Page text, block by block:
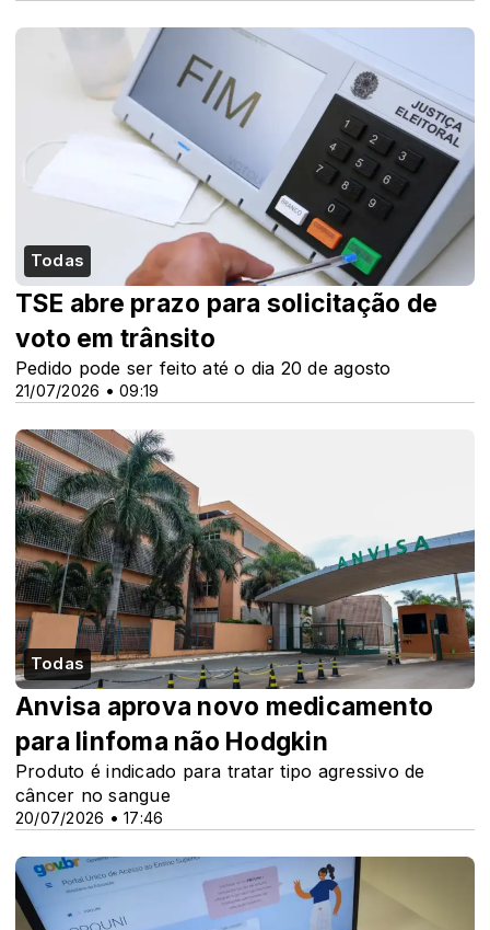
Todas
21/07/2026 • 09:19
TSE abre prazo para solicitação de
voto em trânsito
Pedido pode ser feito até o dia 20 de agosto
Todas
20/07/2026 • 17:46
Anvisa aprova novo medicamento
para linfoma não Hodgkin
Produto é indicado para tratar tipo agressivo de
câncer no sangue